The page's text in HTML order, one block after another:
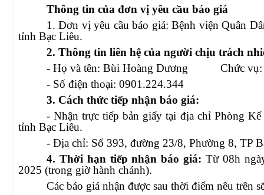
Thông tin của đơn vị yêu cầu báo giá
1. Đơn vị yêu cầu báo giá:Bệnh viện Quân
tỉnh Bạc Liêu.
2. Thông tin liên hệ của người chịu trách
- Họ và tên: Bùi Hoàng Dương Chức vụ:
- Số điện thoại: 0901.224.344
3. Cách thức tiếp nhận báo giá:
- Nhận trực tiếp bản giấy tại địa chỉ Phòng
tỉnh Bạc Liêu.
- Địa chỉ: Số 393, đường 23/8, Phường 8, TP
4. Thời hạn tiếp nhận báo giá: Từ 08h
2025 (trong giờ hành chánh).
Các báo giá nhận được sau thời điểm nêu trên